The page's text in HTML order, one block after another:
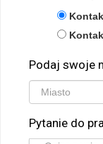
Podaj swoje
Pytanie do